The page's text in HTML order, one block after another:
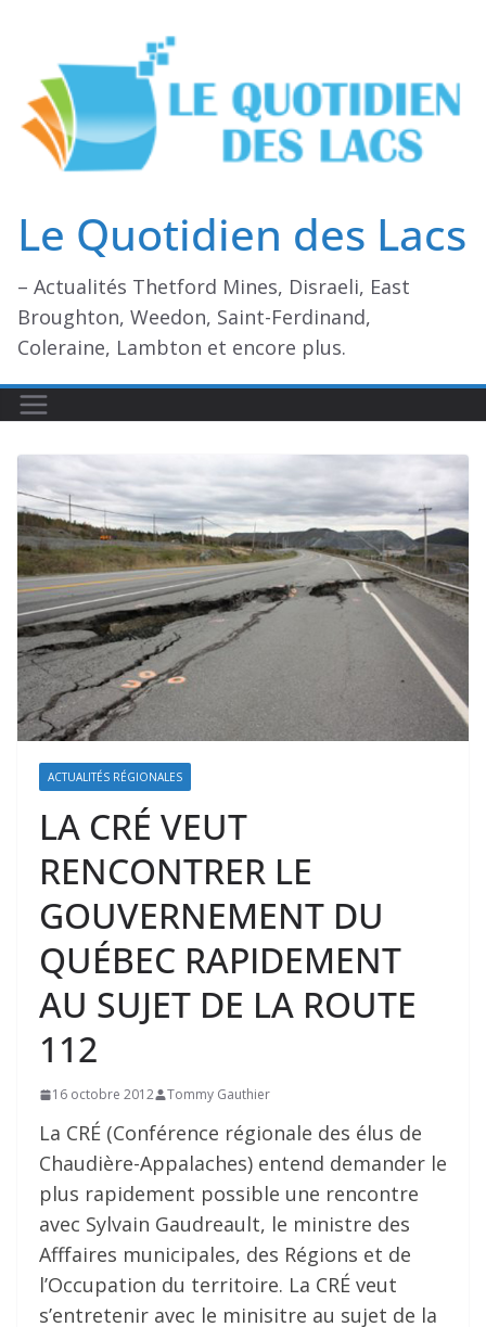
contenu
Le Quotidien des Lacs
– Actualités Thetford Mines, Disraeli, East
Broughton, Weedon, Saint-Ferdinand,
Coleraine, Lambton et encore plus.
ACTUALITÉS RÉGIONALES
LA CRÉ VEUT
RENCONTRER LE
GOUVERNEMENT DU
QUÉBEC RAPIDEMENT
AU SUJET DE LA ROUTE
112
16 octobre 2012 Tommy Gauthier
La CRÉ (Conférence régionale des élus de
Chaudière-Appalaches) entend demander le
plus rapidement possible une rencontre
avec Sylvain Gaudreault, le ministre des
Afffaires municipales, des Régions et de
l’Occupation du territoire. La CRÉ veut
s’entretenir avec le minisitre au sujet de la